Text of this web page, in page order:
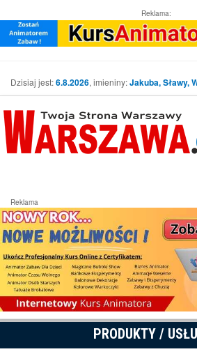
Reklama:
Dzisiaj jest:6.8.2026, imieniny:Jakuba, Sławy,
Reklama
PRODUKTY /